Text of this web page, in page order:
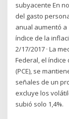
subyacente En
del gasto
anual aumentó a
índice de la
2/17/2017 · La
Federal, el
(PCE), se
señales de un
excluye los
subió solo 1,4%.